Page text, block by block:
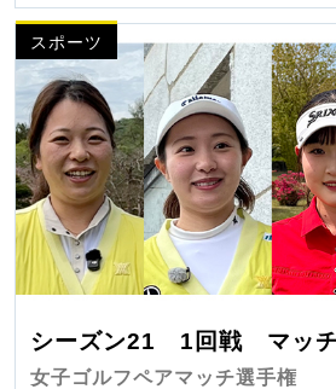
スポーツ
シーズン21 1回戦 マッ
女子ゴルフペアマッチ選手権